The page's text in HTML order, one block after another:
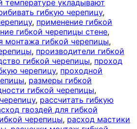
температуре укладывают
гибкую черепицу,
, применение гибкой
гибкой черепицы стене,
монтажа гибкой черепицы,
, производители гибкой
гибкой черепицы, проход
черепицу, проходной
, размеры гибкой
гибкой черепицы,
, рассчитать гибкую
гвоздей для гибкой
черепицы, расход мастики